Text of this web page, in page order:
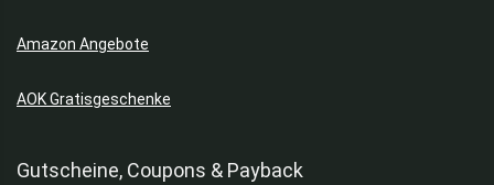
Amazon Angebote
AOK Gratisgeschenke
Gutscheine, Coupons & Payback